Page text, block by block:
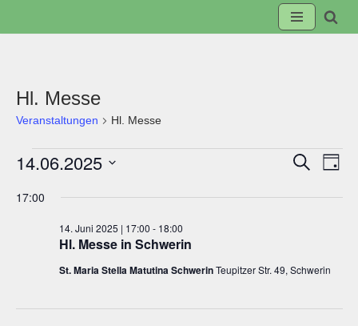
Hl. Messe
Veranstaltungen Hl. Messe
Suche
Suche
Tag
14.06.2025
wählen.
17:00
Hl. Messe in Schwerin
14. Juni 2025 | 17:00 - 18:00
St. Maria Stella Matutina SchwerinTeupitzer Str. 49, Schwerin